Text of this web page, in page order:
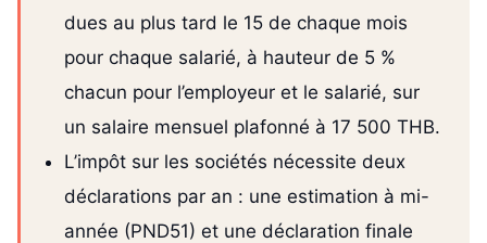
dues au plus tard le 15 de chaque mois
pour chaque salarié, à hauteur de 5 %
chacun pour l’employeur et le salarié, sur
un salaire mensuel plafonné à 17 500 THB.
L’impôt sur les sociétés nécessite deux
déclarations par an : une estimation à mi-
année (PND51) et une déclaration finale